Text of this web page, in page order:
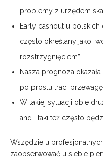
problemy z urzędem
Early cashout u
często określany jako
rozstrzygnięciem”.
Nasza prognoza
po prostu traci przewagę.
W takiej sytuacji obie
and i taki też często
Wszędzie u
zaobserwować u siebie